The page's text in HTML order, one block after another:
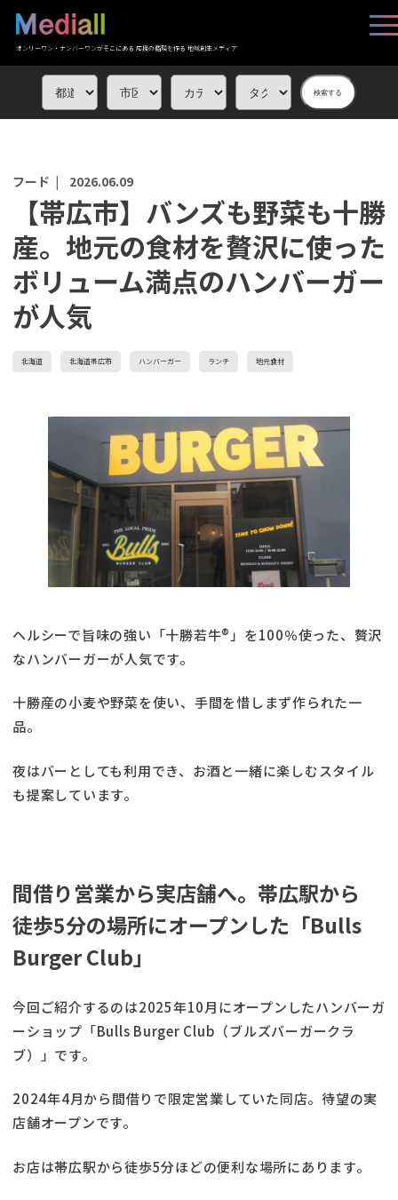
オンリーワン・ナンバーワンがそこにある 応援の循環を作る 地域創生メディア
検索する
フード | 2026.06.09
【帯広市】バンズも野菜も十勝
産。地元の食材を贅沢に使った
ボリューム満点のハンバーガー
が人気
北海道 北海道帯広市 ハンバーガー ランチ 地元食材
ヘルシーで旨味の強い「十勝若牛®」を100％使った、贅沢
なハンバーガーが人気です。
十勝産の小麦や野菜を使い、手間を惜しまず作られた一
品。
夜はバーとしても利用でき、お酒と一緒に楽しむスタイル
も提案しています。
間借り営業から実店舗へ。帯広駅から
徒歩5分の場所にオープンした「Bulls
Burger Club」
今回ご紹介するのは2025年10月にオープンしたハンバーガ
ーショップ「Bulls Burger Club（ブルズバーガークラ
ブ）」です。
2024年4月から間借りで限定営業していた同店。待望の実
店舗オープンです。
お店は帯広駅から徒歩5分ほどの便利な場所にあります。